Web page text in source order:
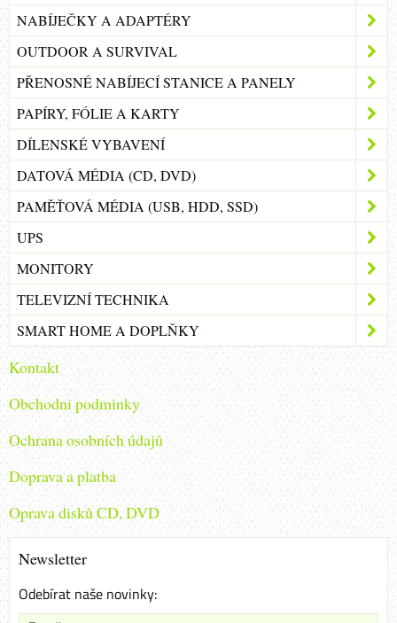
NABÍJEČKY A ADAPTÉRY
OUTDOOR A SURVIVAL
PŘENOSNÉ NABÍJECÍ STANICE A PANELY
PAPÍRY, FÓLIE A KARTY
DÍLENSKÉ VYBAVENÍ
DATOVÁ MÉDIA (CD, DVD)
PAMĚŤOVÁ MÉDIA (USB, HDD, SSD)
UPS
MONITORY
TELEVIZNÍ TECHNIKA
SMART HOME A DOPLŇKY
Kontakt
Obchodni podminky
Ochrana osobních údajů
Doprava a platba
Oprava disků CD, DVD
Newsletter
Odebírat naše novinky: